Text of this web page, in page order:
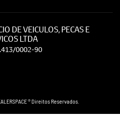
DE VEICULOS, PECAS E
LTDA
0002-90
® Direitos Reservados.